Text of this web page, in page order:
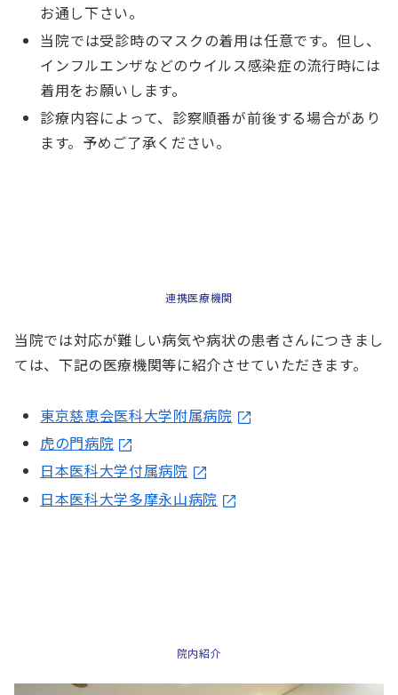
お通し下さい。
当院では受診時のマスクの着用は任意です。但し、
インフルエンザなどのウイルス感染症の流行時には
着用をお願いします。
診療内容によって、診察順番が前後する場合があり
ます。予めご了承ください。
連携医療機関
当院では対応が難しい病気や病状の患者さんにつきまし
ては、下記の医療機関等に紹介させていただきます。
東京慈恵会医科大学附属病院
虎の門病院
日本医科大学付属病院
日本医科大学多摩永山病院
院内紹介